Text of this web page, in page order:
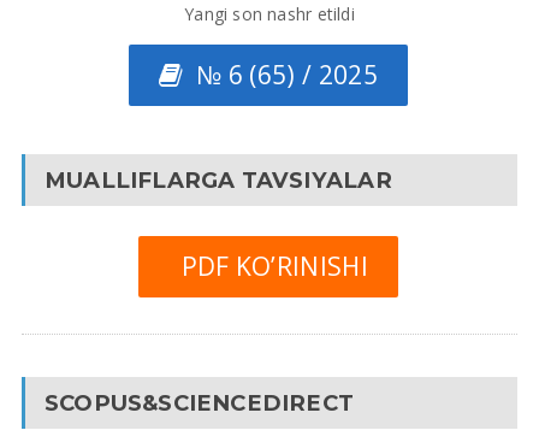
Yangi son nashr etildi
№ 6 (65) / 2025
MUALLIFLARGA TAVSIYALAR
PDF KO’RINISHI
SCOPUS&SCIENCEDIRECT